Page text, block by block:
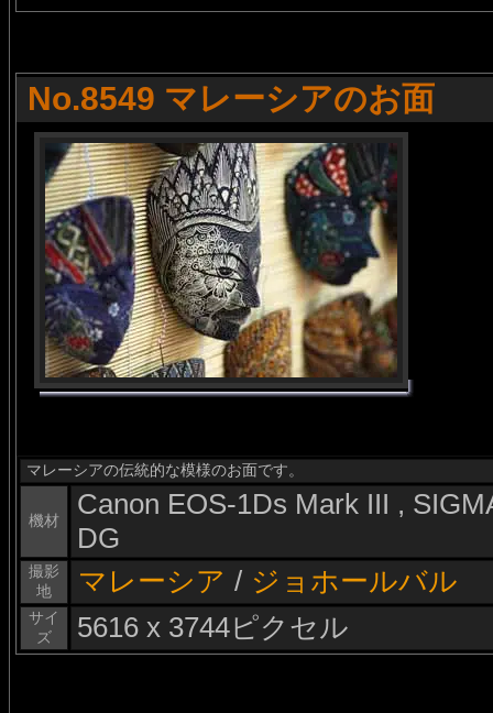
No.8549 マレーシアのお面
マレーシアの伝統的な模様のお面です。
機材
Canon EOS-1Ds Mark III ,
DG
撮影
地
マレーシア / ジョホールバル
サイ
ズ
5616 x 3744ピクセル